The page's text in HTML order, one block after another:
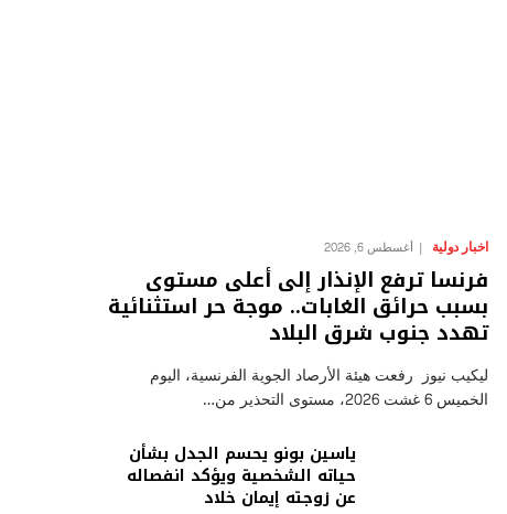
اخبار دولية أغسطس 6, 2026
فرنسا ترفع الإنذار إلى أعلى مستوى
بسبب حرائق الغابات.. موجة حر استثنائية
تهدد جنوب شرق البلاد
ليكيب نيوز رفعت هيئة الأرصاد الجوية الفرنسية، اليوم
الخميس 6 غشت 2026، مستوى التحذير من…
ياسين بونو يحسم الجدل بشأن
حياته الشخصية ويؤكد انفصاله
عن زوجته إيمان خلاد